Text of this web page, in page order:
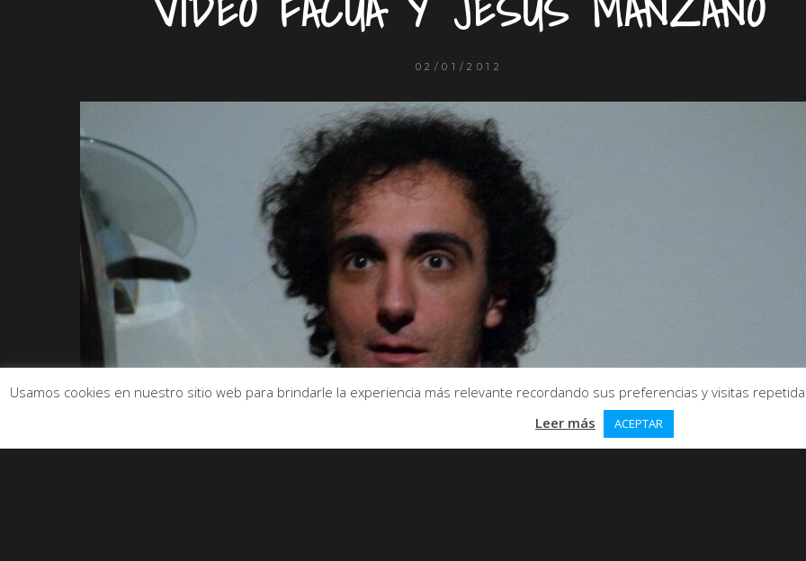
02/01/2012
Usamos cookies en nuestro sitio web para brindarle la experiencia más relevante recordando sus preferencias y visitas
Leer más
ACEPTAR